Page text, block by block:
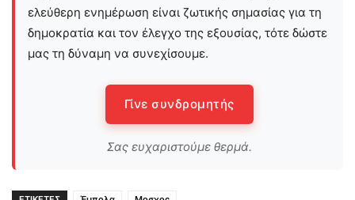
ελεύθερη ενημέρωση είναι ζωτικής σημασίας για τη
δημοκρατία και τον έλεγχο της εξουσίας, τότε δώστε
μας τη δύναμη να συνεχίσουμε.
Γίνε συνδρομητής
Σας ευχαριστούμε θερμά.